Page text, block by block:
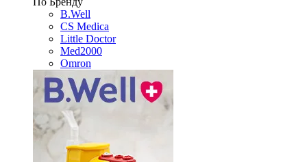
B.Well
CS Medica
Little Doctor
Med2000
Omron